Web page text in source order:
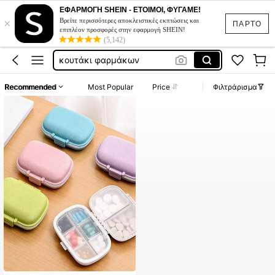
ΠΑΡΤΟ
×
ΕΦΑΡΜΟΓΗ SHEIN - ΕΤΟΙΜΟΙ, ΦΥΓΑΜΕ!
Βρείτε περισσότερες αποκλειστικές εκπτώσεις και
επιπλέον προσφορές στην εφαρμογή SHEIN!
(5,142)
θήκη φαρμάκων
pill box
κουτάκι φαρμάκων
κουτακια για χαπια
θήκη χαπιων
θήκη φαρμάκων
Recommended Most Popular Price Φιλτράρισμα